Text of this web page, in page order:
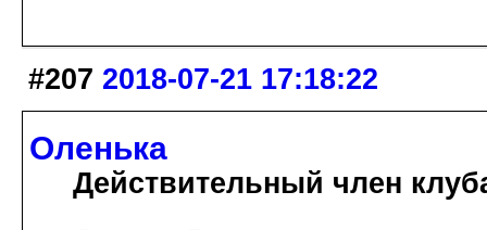
#207 2018-07-21 17:18:22
Оленька
Действительный член